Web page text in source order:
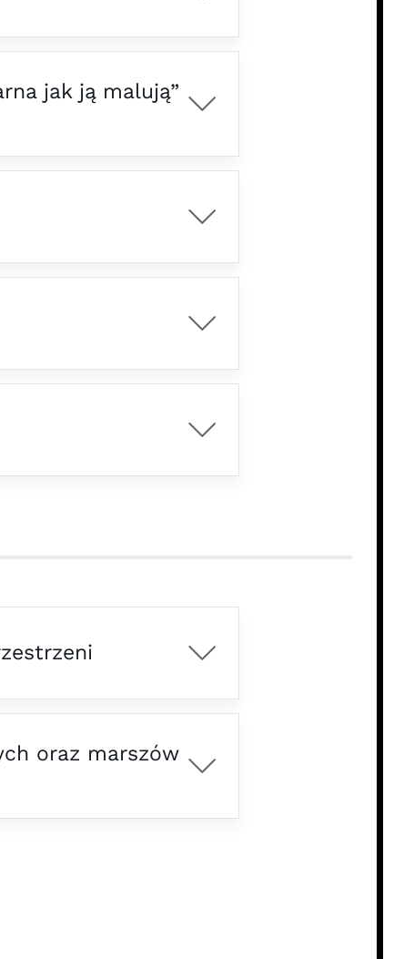
jak ją malują”
oraz marszów